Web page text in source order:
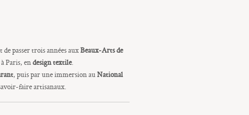
de passer trois années auxBeaux-Arts de
Paris, endesign textile.
, puis par une immersion auNational
faire artisanaux.